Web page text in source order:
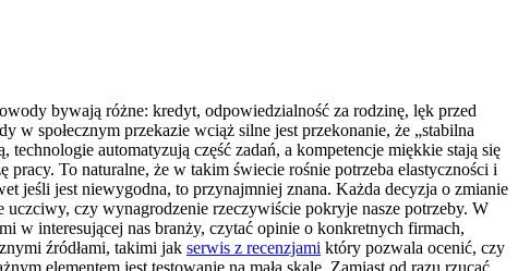
bywają różne: kredyt, odpowiedzialność za rodzinę, lęk przed
społecznym przekazie wciąż silne jest przekonanie, że „stabilna
automatyzują część zadań, a kompetencje miękkie stają się
To naturalne, że w takim świecie rośnie potrzeba elastyczności i
jeśli jest niewygodna, to przynajmniej znana. Każda decyzja o zmianie
uczciwy, czy wynagrodzenie rzeczywiście pokryje nasze potrzeby. W
w interesującej nas branży, czytać opinie o konkretnych firmach,
źródłami, takimi jak serwis z recenzjami który pozwala ocenić, czy
elementem jest testowanie na małą skalę. Zamiast od razu rzucać